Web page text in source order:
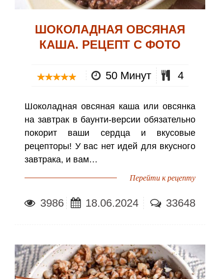
ШОКОЛАДНАЯ ОВСЯНАЯ
КАША. РЕЦЕПТ С ФОТО
50 Минут 4
Шоколадная овсяная каша или овсянка
на завтрак в баунти-версии обязательно
покорит ваши сердца и вкусовые
рецепторы! У вас нет идей для вкусного
завтрака, и вам…
Перейти к рецепту
3986 18.06.2024 33648